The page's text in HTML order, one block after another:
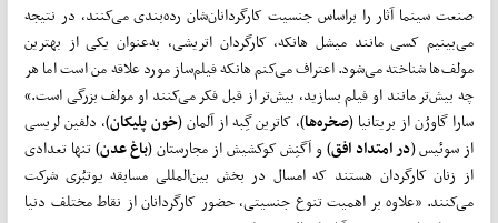
صنعت سینما آثار را براساس جنسیت کارگردانان‌شان رده‌بندی می‌کنند، در نتیجه
می‌بینیم کسی مانند میشل هانکه، کارگردان اتریشی، به‌عنوان یکی از بهترین
مولف‌ها شناخته می‌شود. اعتراف می‌کنم هانکه فیلم‌ساز مورد علاقه من است اما هر
چه بیش‌تر مانند او فیلم بسازید، بیش‌تر از قبل فکر می‌کنند او مولف بزرگی است.»
سارا گاورُن از بریتانیا ( صخره‌ها)، کاترین گِبه از آلمان (خون پلیکان)، دلفین لریسی
از سوئیس (در امتداد افق) و اَگنِش کوکشیش از مجارستان (باغ عدن) تنها تعدادی
از زنان کارگردان هستند که امسال در بخش بین‌المللی مسابقه یوتبُری شرکت
می‌کنند. «علاوه ‌بر اهمیت تنوع جنسیتی، حضور کارگردانان از نقاط مختلف دنیا